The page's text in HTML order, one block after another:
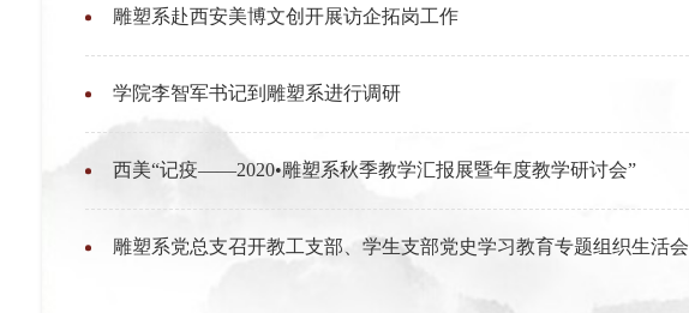
雕塑系赴西安美博文创开展访企拓岗工作
学院李智军书记到雕塑系进行调研
西美“记疫——2020•雕塑系秋季教学汇报展暨年度教学研讨会”
雕塑系党总支召开教工支部、学生支部党史学习教育专题组织生活会